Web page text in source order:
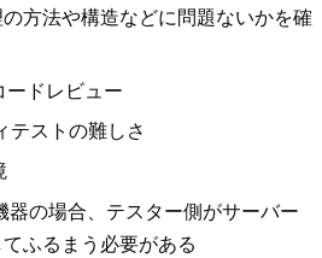
方法や構造などに問題ないかを確
ードレビュー
テストの難しさ
器の場合、テスター側がサーバー
ふるまう必要がある